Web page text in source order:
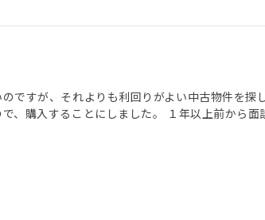
ですが、それよりも利回りがよい中古物件を
、購入することにしました。 １年以上前から